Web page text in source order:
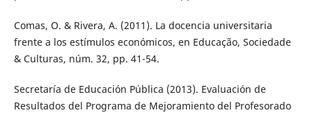
Comas, O. & Rivera, A. (2011). La docencia universitaria
frente a los estímulos económicos, en Educação, Sociedade
& Culturas, núm. 32, pp. 41-54.
Secretaría de Educación Pública (2013). Evaluación de
Resultados del Programa de Mejoramiento del Profesorado